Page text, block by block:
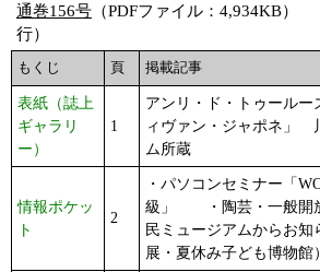
通巻156号 （PDFファイル：4,934KB）
行）
もくじ 頁 掲載記事
表紙（誌上
ギャラリ
ー）
1
アンリ・ド・トゥール
ィヴァン・ジャポネ」
ム所蔵
情報ポケッ
ト
2
・パソコンセミナー「
級」 ・陶芸・一般
民ミュージアムからお知
展・夏休み子ども博物館）